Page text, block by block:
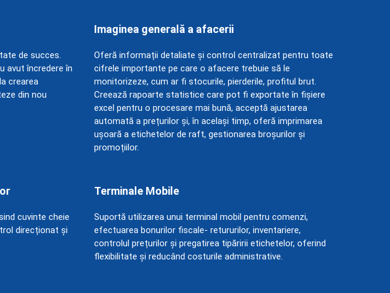
de succes.
avut încredere în
crearea
din nou
Imaginea generală a afacerii
Oferă informații detaliate și control centralizat pentru toate
cifrele importante pe care o afacere trebuie să le
monitorizeze, cum ar fi stocurile, pierderile, profitul brut.
Creează rapoarte statistice care pot fi exportate în fișiere
excel pentru o procesare mai bună, acceptă ajustarea
automată a prețurilor și, în același timp, oferă imprimarea
ușoară a etichetelor de raft, gestionarea broșurilor și
promoțiilor.
cuvinte cheie
direcționat și
Terminale Mobile
Suportă utilizarea unui terminal mobil pentru comenzi,
efectuarea bonurilor fiscale- retururilor, inventariere,
controlul prețurilor și pregatirea tipăririi etichetelor, oferind
flexibilitate și reducând costurile administrative.